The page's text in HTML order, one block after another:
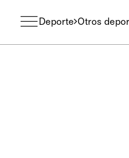
Deporte Otros